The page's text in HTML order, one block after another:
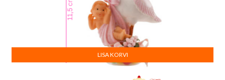
LISA KORVI